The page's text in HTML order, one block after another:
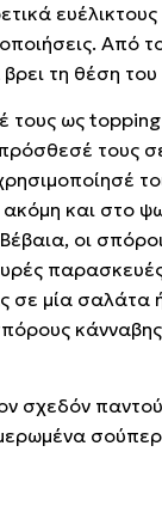
Από
τη θέση
τους ως topping
τους
ακόμη και στο
οι
σε μία σαλάτα
σχεδόν